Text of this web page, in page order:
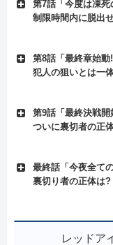
第7話「今度は凍
制限時間内に脱出せ
第8話「最終章始
犯人の狙いとは一体
第9話「最終決戦
ついに裏切者の正
最終話「今夜全て
裏切り者の正体は?
レッドア